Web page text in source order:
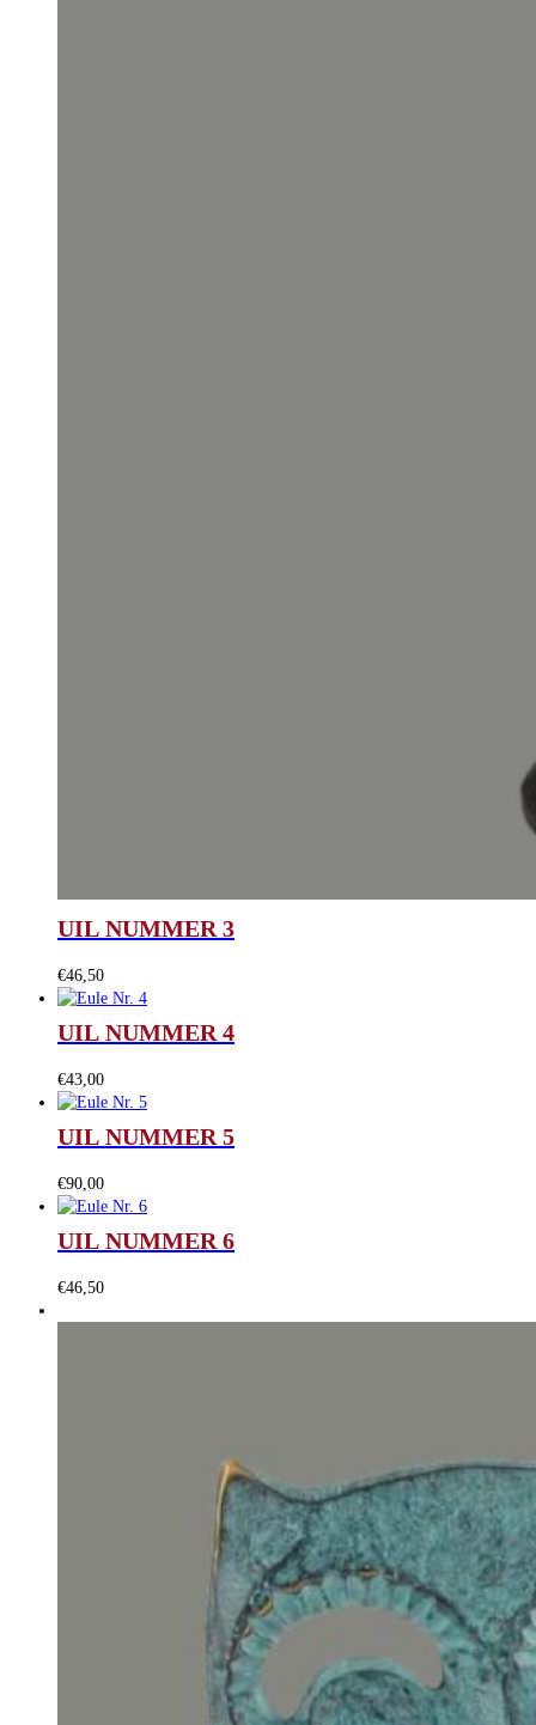
UIL NUMMER 3
€46,50
UIL NUMMER 4
€43,00
UIL NUMMER 5
€90,00
UIL NUMMER 6
€46,50